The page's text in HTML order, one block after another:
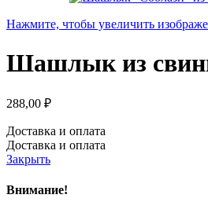
Нажмите, чтобы увеличить
Шашлык из
288,00 ₽
Доставка и оплата
Доставка и оплата
Закрыть
Внимание!